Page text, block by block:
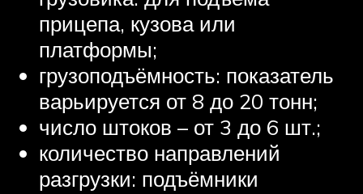
прицепа, кузова или
платформы;
грузоподъёмность: показатель
варьируется от 8 до 20 тонн;
число штоков – от 3 до 6 шт.;
количество направлений
разгрузки: подъёмники